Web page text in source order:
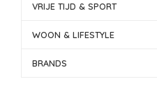
VRIJE TIJD & SPORT
WOON & LIFESTYLE
BRANDS